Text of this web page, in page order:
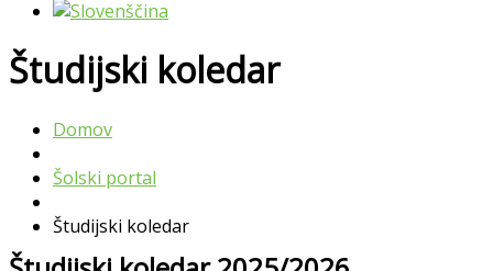
Študijski koledar
Domov
Šolski portal
Študijski koledar